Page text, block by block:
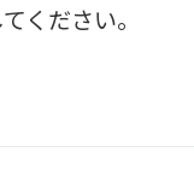
ください。